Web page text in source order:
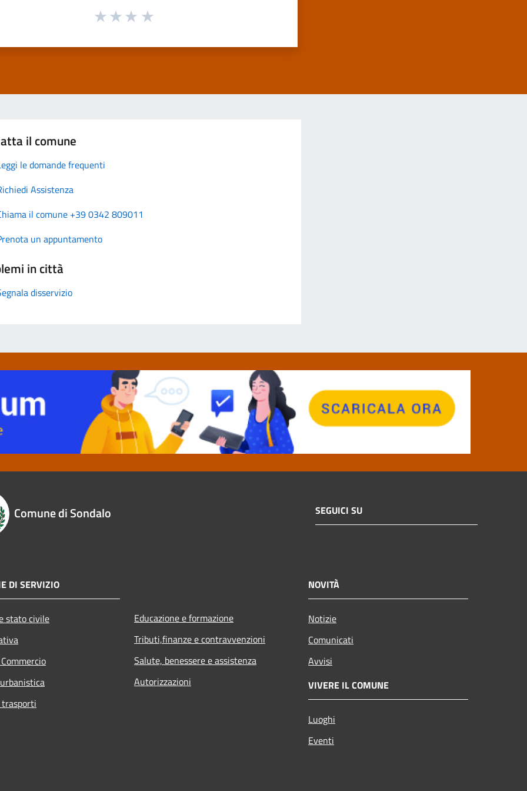
il comune
le domande frequenti
Assistenza
il comune +39 0342 809011
un appuntamento
in città
disservizio
Comune di Sondalo SEGUICI SU
DI SERVIZIO
stato civile
Educazione e formazione
Tributi,finanze e contravvenzioni
Salute, benessere e assistenza
Autorizzazioni
NOVITÀ
Notizie
Comunicati
Avvisi
VIVERE IL COMUNE
Luoghi
Eventi